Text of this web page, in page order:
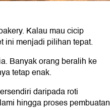
Kalau mau cicip
ini menjadi pilihan tepat.
Banyak orang beralih ke
tetap enak.
daripada roti
hingga proses pembuatan